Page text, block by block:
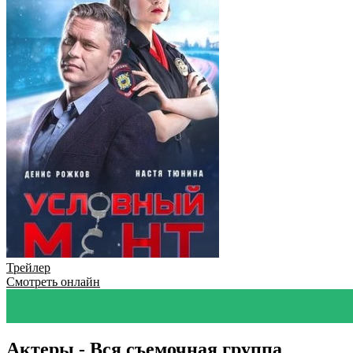
Трейлер
Смотреть онлайн